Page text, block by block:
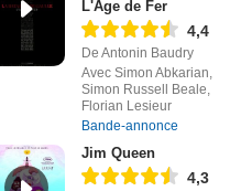
L'Âge de Fer
4,4
De Antonin Baudry
Avec Simon Abkarian,
Simon Russell Beale,
Florian Lesieur
Bande-annonce
Jim Queen
4,3